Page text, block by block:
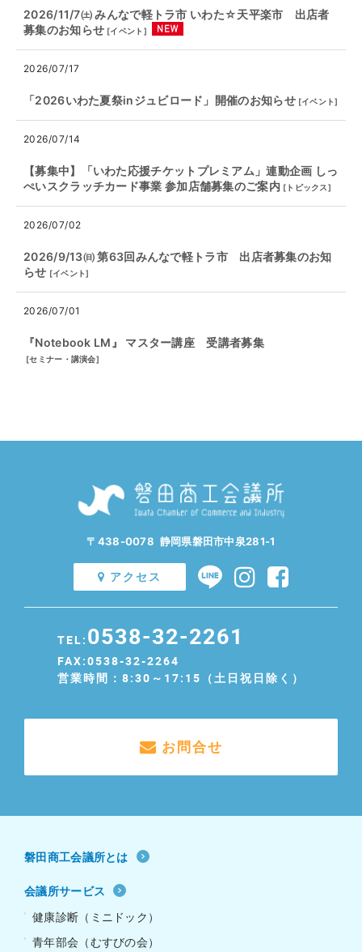
2026/11/7㈯ みんなで軽トラ市 いわた☆天平楽市 出店者
募集のお知らせ [イベント ]
2026/07/17
「2026いわた夏祭inジュビロード」開催のお知らせ [イベント]
2026/07/14
【募集中】「いわた応援チケットプレミアム」連動企画 しっ
ぺいスクラッチカード事業 参加店舗募集のご案内 [ トピックス]
2026/07/02
2026/9/13㈰ 第63回みんなで軽トラ市 出店者募集のお知
らせ [イベント]
2026/07/01
『Notebook LM』 マスター講座 受講者募集
[セミナー・講演会]
〒438-0078 静岡県磐田市中泉281-1
アクセス
TEL: 0538-32-2261
FAX:0538-32-2264
営業時間：8:30～17:15（土日祝日除く）
お問合せ
磐田商工会議所とは
会議所サービス
健康診断（ミニドック）
青年部会（むすびの会）